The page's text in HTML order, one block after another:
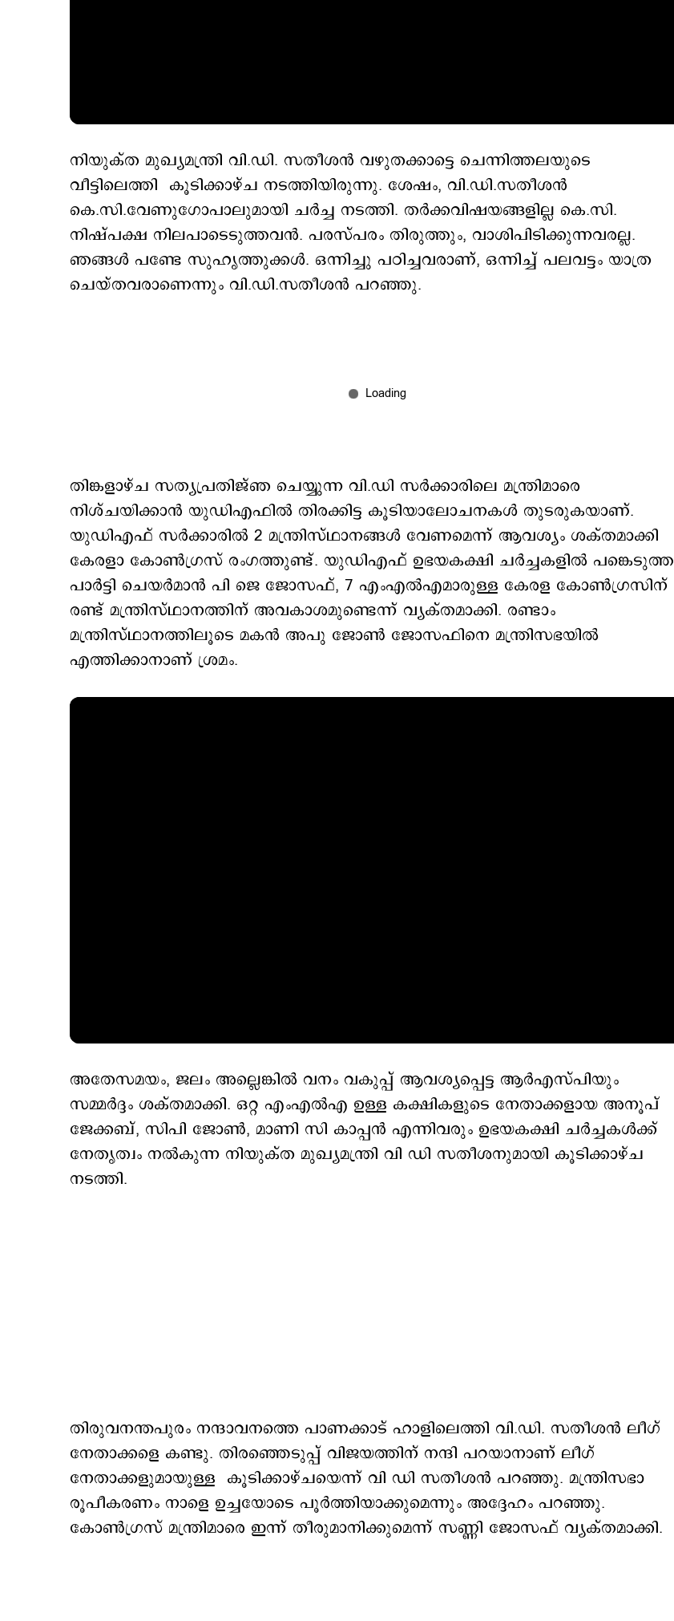
നിയുക്ത മുഖ്യമന്ത്രി വി.ഡി. സതീശന്‍ വഴുതക്കാട്ടെ ചെന്നിത്തലയുടെ
വീട്ടിലെത്തി കൂടിക്കാഴ്ച നടത്തിയിരുന്നു. ശേഷം, വി.ഡി.സതീശന്‍
കെ.സി.വേണുഗോപാലുമായി ചര്‍ച്ച നടത്തി. തര്‍ക്കവിഷയങ്ങളില്ല കെ.സി.
നിഷ്പക്ഷ നിലപാടെടുത്തവന്‍. പരസ്പരം തിരുത്തും, വാശിപിടിക്കുന്നവരല്ല.
ഞങ്ങള്‍ പണ്ടേ സുഹൃത്തുക്കള്‍. ഒന്നിച്ചു പഠിച്ചവരാണ്, ഒന്നിച്ച് പലവട്ടം യാത്ര
ചെയ്തവരാണെന്നും വി.ഡി.സതീശന്‍ പറഞ്ഞു.
തിങ്കളാഴ്ച സത്യപ്രതിജ്ഞ ചെയ്യുന്ന വി.ഡി സര്‍ക്കാരിലെ മന്ത്രിമാരെ
നിശ്ചയിക്കാന്‍ യുഡ‍ിഎഫില്‍ തിരക്കിട്ട കൂടിയാലോചനകള്‍ തുടരുകയാണ്.
യുഡിഎഫ് സർക്കാരിൽ 2 മന്ത്രിസ്ഥാനങ്ങൾ വേണമെന്ന് ആവശ്യം ശക്തമാക്കി
കേരളാ കോൺഗ്രസ് രംഗത്തുണ്ട്. യുഡിഎഫ് ഉഭയകക്ഷി ചർച്ചകളിൽ പങ്കെടുത്ത
പാർട്ടി ചെയർമാൻ പി ജെ ജോസഫ്, 7 എംഎൽഎമാരുള്ള കേരള കോൺഗ്രസിന്
രണ്ട് മന്ത്രിസ്ഥാനത്തിന് അവകാശമുണ്ടെന്ന് വ്യക്തമാക്കി. രണ്ടാം
മന്ത്രിസ്ഥാനത്തിലൂടെ മകൻ അപു ജോൺ ജോസഫിനെ മന്ത്രിസഭയിൽ
എത്തിക്കാനാണ് ശ്രമം.
അതേസമയം, ജലം അല്ലെങ്കിൽ വനം വകുപ്പ് ആവശ്യപ്പെട്ട ആർഎസ്പിയും
സമ്മർദ്ദം ശക്തമാക്കി. ഒറ്റ എംഎൽഎ ഉള്ള കക്ഷികളുടെ നേതാക്കളായ അനൂപ്
ജേക്കബ്, സിപി ജോൺ, മാണി സി കാപ്പൻ എന്നിവരും ഉഭയകക്ഷി ചർച്ചകൾക്ക്
നേതൃത്വം നൽകുന്ന നിയുക്ത മുഖ്യമന്ത്രി വി ഡി സതീശനുമായി കൂടിക്കാഴ്ച
നടത്തി.
തിരുവനന്തപുരം നന്ദാവനത്തെ പാണക്കാട് ഹാളിലെത്തി വി.ഡി. സതീശന്‍ ലീഗ്
നേതാക്കളെ കണ്ടു. തിരഞ്ഞെടുപ്പ് വിജയത്തിന് നന്ദി പറയാനാണ് ലീഗ്
നേതാക്കളുമായുള്ള കൂടിക്കാഴ്ചയെന്ന് വി ഡി സതീശൻ പറഞ്ഞു. മന്ത്രിസഭാ
രൂപീകരണം നാളെ ഉച്ചയോടെ പൂർത്തിയാക്കുമെന്നും അദ്ദേഹം പറഞ്ഞു.
കോണ്‍ഗ്രസ് മന്ത്രിമാരെ ഇന്ന് തീരുമാനിക്കുമെന്ന് സണ്ണി ജോസഫ് വ്യക്തമാക്കി.